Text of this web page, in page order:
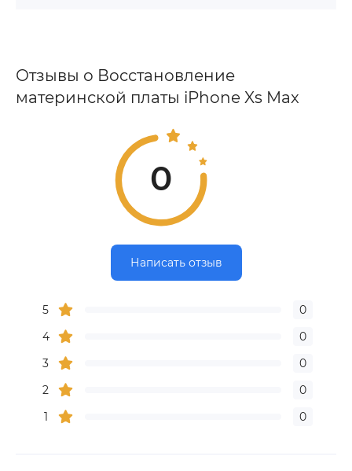
Отзывы о Восстановление
материнской платы iPhone Xs Max
0
Написать отзыв
5
0
4
0
3
0
2
0
1
0